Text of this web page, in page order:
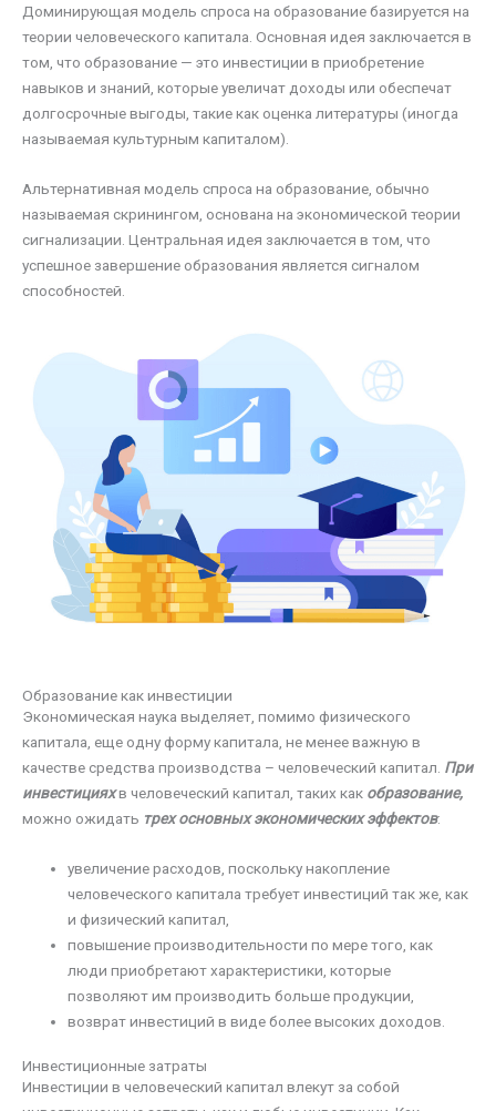
Доминирующая модель спроса на образование базируется на
теории человеческого капитала. Основная идея заключается в
том, что образование — это инвестиции в приобретение
навыков и знаний, которые увеличат доходы или обеспечат
долгосрочные выгоды, такие как оценка литературы (иногда
называемая культурным капиталом).
Альтернативная модель спроса на образование, обычно
называемая скринингом, основана на экономической теории
сигнализации. Центральная идея заключается в том, что
успешное завершение образования является сигналом
способностей.
Образование как инвестиции
Экономическая наука выделяет, помимо физического
капитала, еще одну форму капитала, не менее важную в
качестве средства производства – человеческий капитал. При
инвестицияхв человеческий капитал, таких как образование,
можно ожидать трех основных экономических эффектов:
увеличение расходов, поскольку накопление
человеческого капитала требует инвестиций так же, как
и физический капитал,
повышение производительности по мере того, как
люди приобретают характеристики, которые
позволяют им производить больше продукции,
возврат инвестиций в виде более высоких доходов.
Инвестиционные затраты
Инвестиции в человеческий капитал влекут за собой